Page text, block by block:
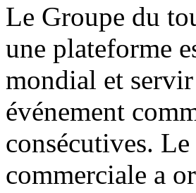
Le Groupe du
une plateforme
mondial et
événement
consécutives.
commerciale a